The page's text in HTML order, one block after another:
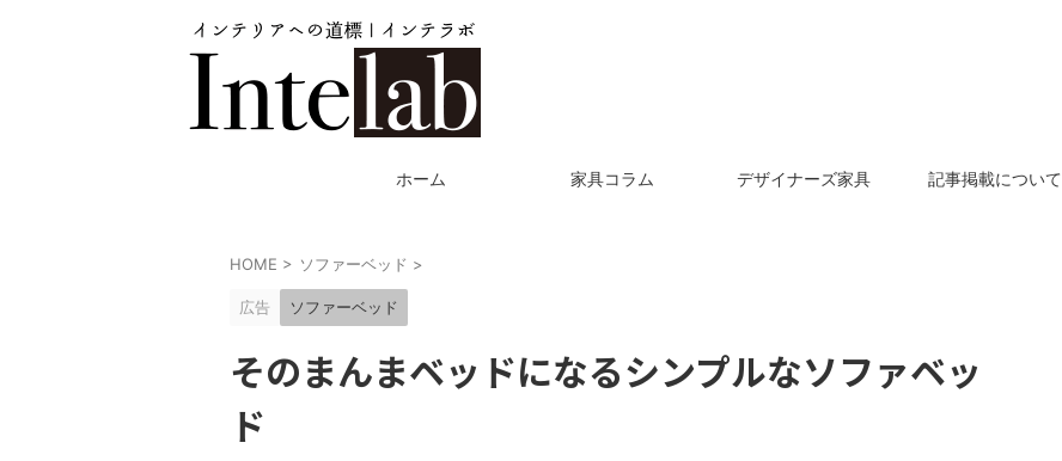
ホーム 家具コラム デザイナーズ家具 記事掲載について
HOME > ソファーベッド >
広告 ソファーベッド
そのまんまベッドになるシンプルなソファベッ
ド